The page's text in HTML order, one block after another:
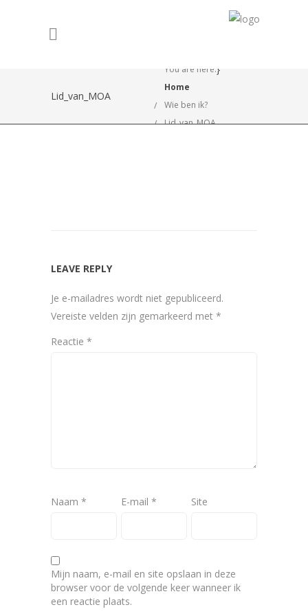
Lid_van_MOA
You are here:
Home
Wie ben ik?
}
Lid_van_MOA
LEAVE REPLY
Je e-mailadres wordt niet gepubliceerd.
Vereiste velden zijn gemarkeerd met *
Reactie *
Naam * E-mail * Site
Mijn naam, e-mail en site opslaan in deze
browser voor de volgende keer wanneer ik
een reactie plaats.